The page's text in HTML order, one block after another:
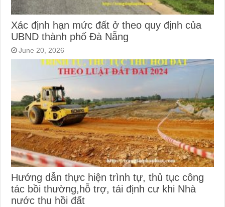
Xác định hạn mức đất ở theo quy định của
UBND thành phố Đà Nẵng
June 20, 2026
Hướng dẫn thực hiện trình tự, thủ tục công
tác bồi thường,hỗ trợ, tái định cư khi Nhà
nước thu hồi đất